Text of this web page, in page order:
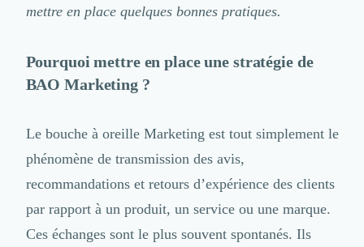
Relations Presse et Publiques
Goodies et Cadeaux d'affaires
Événementiel
Search Engine Advertising (SEA)
Search Engine Optimisation (SEO)
Social Media
Growth Marketing
Marketing Automation
mettre en place quelques bonnes pratiques.
Pourquoi mettre en place une stratégie de
BAO Marketing ?
Le bouche à oreille Marketing est tout simplement le
phénomène de transmission des avis,
recommandations et retours d’expérience des clients
par rapport à un produit, un service ou une marque.
Ces échanges sont le plus souvent spontanés. Ils